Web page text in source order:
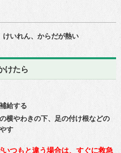
いれん、からだが熱い
けたら
給する
横やわきの下、足の付け根などの
す
つもと違う場合は、すぐに救急